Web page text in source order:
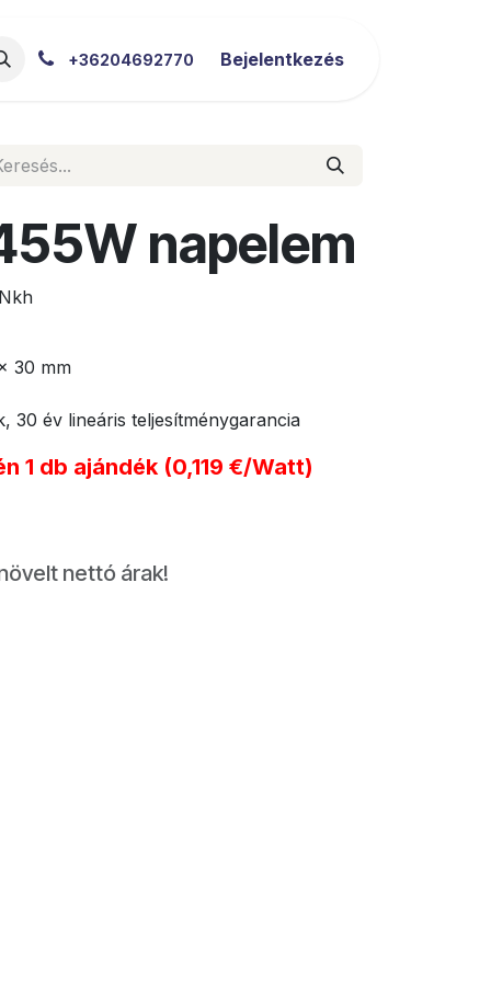
Blog Letöltések
+36204692770 Bejelentkezés
napelem
30 mm
30 év lineáris teljesítménygarancia
1 db ajándék (0,119 €/Watt)
nettó árak!